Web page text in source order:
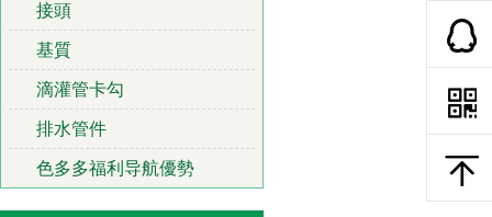
接頭
基質
滴灌管卡勾
排水管件
色多多福利导航優勢